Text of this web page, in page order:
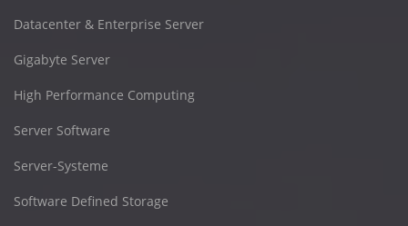
Datacenter & Enterprise Server
Gigabyte Server
High Performance Computing
Server Software
Server-Systeme
Software Defined Storage